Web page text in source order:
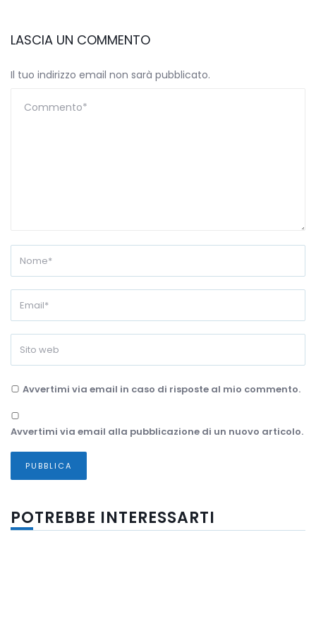
LASCIA UN COMMENTO
Il tuo indirizzo email non sarà pubblicato.
Avvertimi via email in caso di risposte al mio commento.
Avvertimi via email alla pubblicazione di un nuovo articolo.
POTREBBE INTERESSARTI